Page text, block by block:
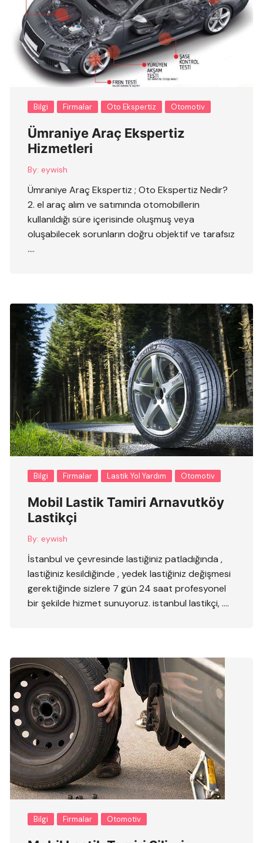
Bilgi Firmalar Oto Ekspertiz Otomotiv
Ümraniye Araç Ekspertiz
Hizmetleri
By: eywish
Ümraniye Araç Ekspertiz ; Oto Ekspertiz Nedir?
2. el araç alım ve satımında otomobillerin
kullanıldığı süre içerisinde oluşmuş veya
oluşabilecek sorunların doğru objektif ve tarafsız
….
Bilgi Firmalar Lastik Yol Yardım Otomotiv
Mobil Lastik Tamiri Arnavutköy
Lastikçi
By: eywish
İstanbul ve çevresinde lastiğiniz patladığında ,
lastiğiniz kesildiğinde , yedek lastiğiniz değişmesi
gerektiğinde sizlere 7 gün 24 saat profesyonel
bir şekilde hizmet sunuyoruz. istanbul lastikçi, ….
Bilgi Firmalar Otomotiv